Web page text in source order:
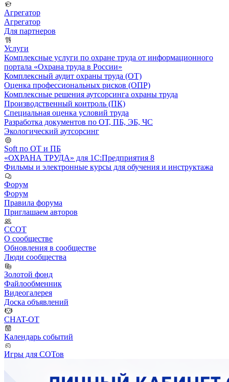
Агрегатор
Агрегатор
Для партнеров
Услуги
Комплексные услуги по охране труда от информационного
портала «Охрана труда в России»
Комплексный аудит охраны труда (ОТ)
Оценка профессиональных рисков (ОПР)
Комплексные решения аутсорсинга охраны труда
Производственный контроль (ПК)
Специальная оценка условий труда
Разработка документов по ОТ, ПБ, ЭБ, ЧС
Экологический аутсорсинг
Soft по ОТ и ПБ
«ОХРАНА ТРУДА» для 1С:Предприятия 8
Фильмы и электронные курсы для обучения и инструктажа
Форум
Форум
Правила форума
Приглашаем авторов
ССОТ
О сообществе
Обновления в сообществе
Люди сообщества
Золотой фонд
Файлообменник
Видеогалерея
Доска объявлений
CHAT-OT
Календарь событий
Игры для СОТов